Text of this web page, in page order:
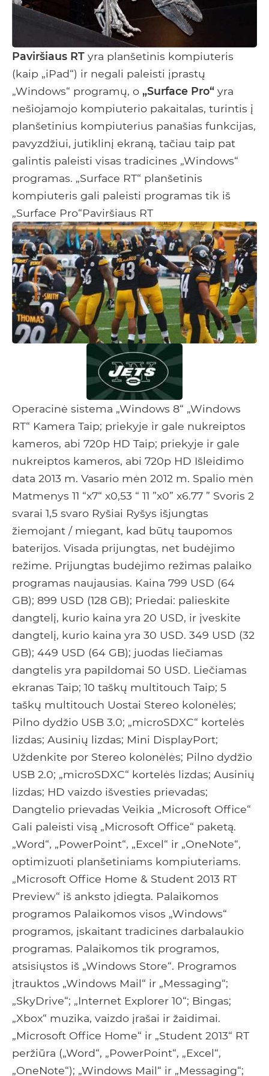
Paviršiaus RT yra planšetinis kompiuteris
(kaip „iPad“) ir negali paleisti įprastų
„Windows“ programų, o „Surface Pro“ yra
nešiojamojo kompiuterio pakaitalas, turintis į
planšetinius kompiuterius panašias funkcijas,
pavyzdžiui, jutiklinį ekraną, tačiau taip pat
galintis paleisti visas tradicines „Windows“
programas. „Surface RT“ planšetinis
kompiuteris gali paleisti programas tik iš
„Surface Pro“Paviršiaus RT
Operacinė sistema „Windows 8“ „Windows
RT“ Kamera Taip; priekyje ir gale nukreiptos
kameros, abi 720p HD Taip; priekyje ir gale
nukreiptos kameros, abi 720p HD Išleidimo
data 2013 m. Vasario mėn 2012 m. Spalio mėn
Matmenys 11 “x7“ x0,53 “ 11 ”x0” x6.77 ” Svoris 2
svarai 1,5 svaro Ryšiai Ryšys išjungtas
žiemojant / miegant, kad būtų taupomos
baterijos. Visada prijungtas, net budėjimo
režime. Prijungtas budėjimo režimas palaiko
programas naujausias. Kaina 799 USD (64
GB); 899 USD (128 GB); Priedai: palieskite
dangtelį, kurio kaina yra 20 USD, ir įveskite
dangtelį, kurio kaina yra 30 USD. 349 USD (32
GB); 449 USD (64 GB); juodas liečiamas
dangtelis yra papildomai 50 USD. Liečiamas
ekranas Taip; 10 taškų multitouch Taip; 5
taškų multitouch Uostai Stereo kolonėlės;
Pilno dydžio USB 3.0; „microSDXC“ kortelės
lizdas; Ausinių lizdas; Mini DisplayPort;
Uždenkite por Stereo kolonėlės; Pilno dydžio
USB 2.0; „microSDXC“ kortelės lizdas; Ausinių
lizdas; HD vaizdo išvesties prievadas;
Dangtelio prievadas Veikia „Microsoft Office“
Gali paleisti visą „Microsoft Office“ paketą.
„Word“, „PowerPoint“, „Excel“ ir „OneNote“,
optimizuoti planšetiniams kompiuteriams.
„Microsoft Office Home & Student 2013 RT
Preview“ iš anksto įdiegta. Palaikomos
programos Palaikomos visos „Windows“
programos, įskaitant tradicines darbalaukio
programas. Palaikomos tik programos,
atsisiųstos iš „Windows Store“. Programos
įtrauktos „Windows Mail“ ir „Messaging“;
„SkyDrive“; „Internet Explorer 10“; Bingas;
„Xbox“ muzika, vaizdo įrašai ir žaidimai.
„Microsoft Office Home“ ir „Student 2013“ RT
peržiūra („Word“, „PowerPoint“, „Excel“,
„OneNote“); „Windows Mail“ ir „Messaging“;